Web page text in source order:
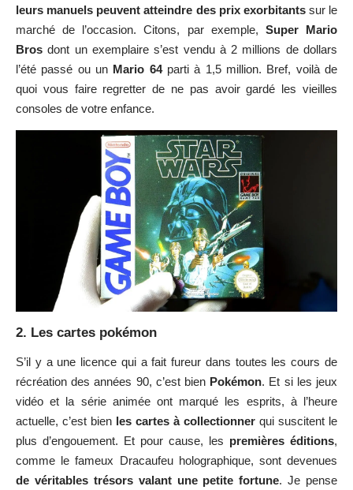
leurs manuels peuvent atteindre des prix exorbitantssur le
marché de l’occasion. Citons, par exemple, Super Mario
Bros dont un exemplaire s’est vendu à 2 millions de dollars
l’été passé ou un Mario 64parti à 1,5 million. Bref, voilà de
quoi vous faire regretter de ne pas avoir gardé les vieilles
consoles de votre enfance.
2. Les cartes pokémon
S’il y a une licence qui a fait fureur dans toutes les cours de
récréation des années 90, c’est bien Pokémon. Et si les jeux
vidéo et la série animée ont marqué les esprits, à l’heure
actuelle, c’est bien les cartes à collectionner qui suscitent le
plus d’engouement. Et pour cause, les premières éditions,
comme le fameux Dracaufeu holographique, sont devenues
de véritables trésors valant une petite fortune. Je pense